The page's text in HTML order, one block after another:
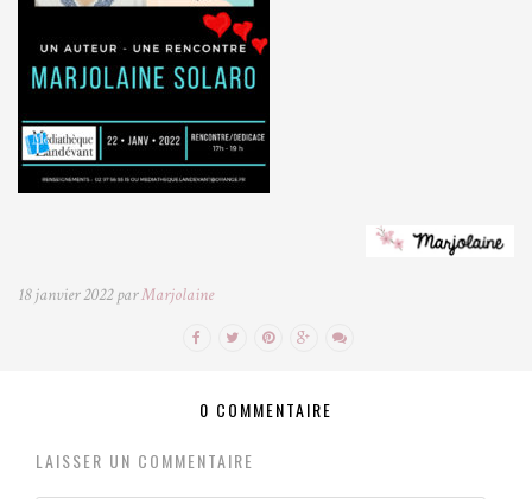
18 janvier 2022 parMarjolaine
0 COMMENTAIRE
LAISSER UN COMMENTAIRE